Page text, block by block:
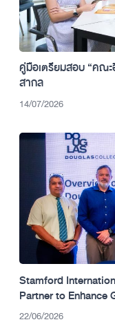
คู่มือเตรียมสอบ “คณะ
สากล
14/07/2026
Stamford
Partner to
Thailand and Canada.
22/06/2026